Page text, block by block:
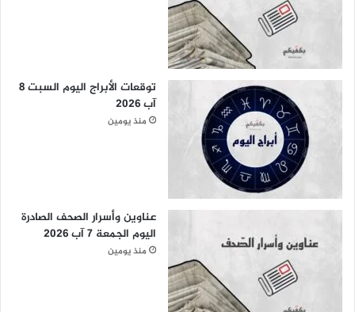
توقعات الأبراج اليوم السبت 8
آب 2026
منذ يومين
عناوين وأسرار الصحف الصادرة
اليوم الجمعة 7 آب 2026
منذ يومين